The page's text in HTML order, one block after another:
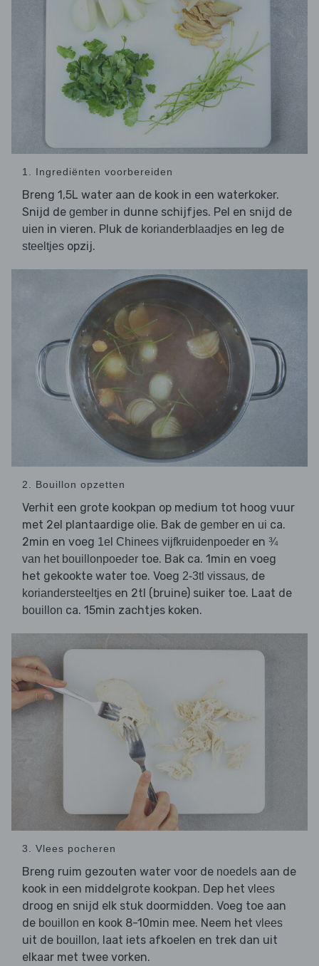
1. Ingrediënten voorbereiden
Breng 1,5L water aan de kook in een waterkoker.
Snijd de gember in dunne schijfjes. Pel en snijd de
uien in vieren. Pluk de korianderblaadjes en leg de
steeltjes opzij.
2. Bouillon opzetten
Verhit een grote kookpan op medium tot hoog vuur
met 2el plantaardige olie. Bak de gember en ui ca.
2min en voeg 1el Chinees vijfkruidenpoeder en ¾
van het bouillonpoeder toe. Bak ca. 1min en voeg
het gekookte water toe. Voeg 2-3tl vissaus, de
koriandersteeltjes en 2tl (bruine) suiker toe. Laat de
bouillon ca. 15min zachtjes koken.
3. Vlees pocheren
Breng ruim gezouten water voor de noedels aan de
kook in een middelgrote kookpan. Dep het vlees
droog en snijd elk stuk doormidden. Voeg toe aan
de bouillon en kook 8-10min mee. Neem het vlees
uit de bouillon, laat iets afkoelen en trek dan uit
elkaar met twee vorken.